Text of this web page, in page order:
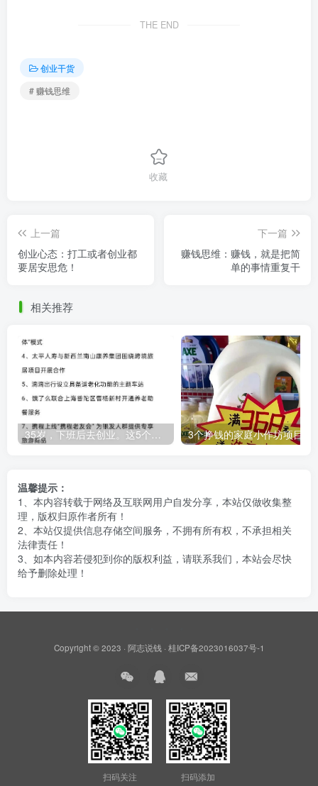
THE END
创业干货
# 赚钱思维
收藏
上一篇
创业心态：打工或者创业都
要居安思危！
下一篇
赚钱思维：赚钱，就是把简
单的事情重复干
相关推荐
35岁，下班后去创业。这5个银发经济的小赛道，真的很适合普通人。
温馨提示：
1、本内容转载于网络及互联网用户自发分享，本站仅做收集整
理，版权归原作者所有！
2、本站仅提供信息存储空间服务，不拥有所有权，不承担相关
法律责任！
3、如本内容若侵犯到你的版权利益，请联系我们，本站会尽快
给予删除处理！
Copyright © 2023 · 阿志说钱 · 桂ICP备2023016037号-1
扫码关注 扫码添加